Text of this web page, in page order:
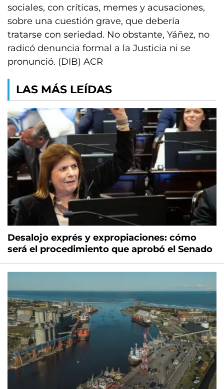
sociales, con críticas, memes y acusaciones,
sobre una cuestión grave, que debería
tratarse con seriedad. No obstante, Yáñez, no
radicó denuncia formal a la Justicia ni se
pronunció. (DIB) ACR
LAS MÁS LEÍDAS
Desalojo exprés y expropiaciones: cómo
será el procedimiento que aprobó el Senado